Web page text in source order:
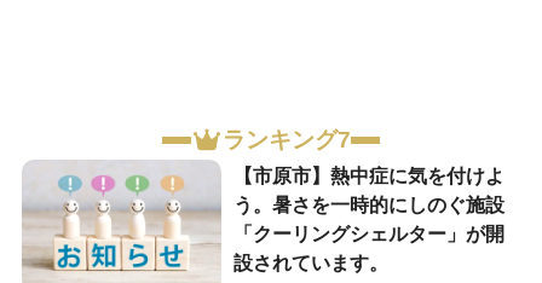
ランキング7
【市原市】熱中症に気を付けよ
う。暑さを一時的にしのぐ施設
「クーリングシェルター」が開
設されています。